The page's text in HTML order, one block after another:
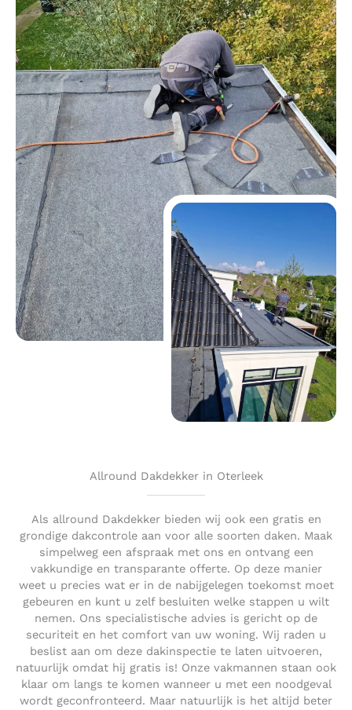
Allround Dakdekker in Oterleek
Als allround Dakdekker bieden wij ook een gratis en
grondige dakcontrole aan voor alle soorten daken. Maak
simpelweg een afspraak met ons en ontvang een
vakkundige en transparante offerte. Op deze manier
weet u precies wat er in de nabijgelegen toekomst moet
gebeuren en kunt u zelf besluiten welke stappen u wilt
nemen. Ons specialistische advies is gericht op de
securiteit en het comfort van uw woning. Wij raden u
beslist aan om deze dakinspectie te laten uitvoeren,
natuurlijk omdat hij gratis is! Onze vakmannen staan ook
klaar om langs te komen wanneer u met een noodgeval
wordt geconfronteerd. Maar natuurlijk is het altijd beter